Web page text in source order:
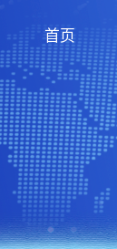
首页